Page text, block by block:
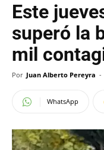
Este
superó la
mil
Por Juan Alberto Pereyra -
WhatsApp